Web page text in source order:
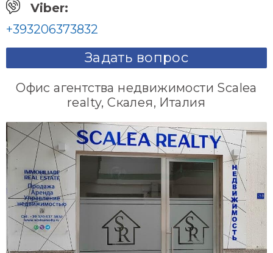
Viber:
+393206373832
Задать вопрос
Офис агентства недвижимости Scalea
realty, Скалея, Италия